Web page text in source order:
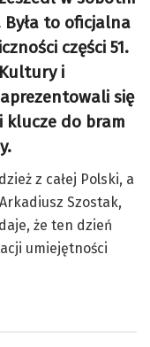
Była to oficjalna
części 51.
i
się
klucze do bram
z całej Polski, a
Szostak,
że ten dzień
umiejętności